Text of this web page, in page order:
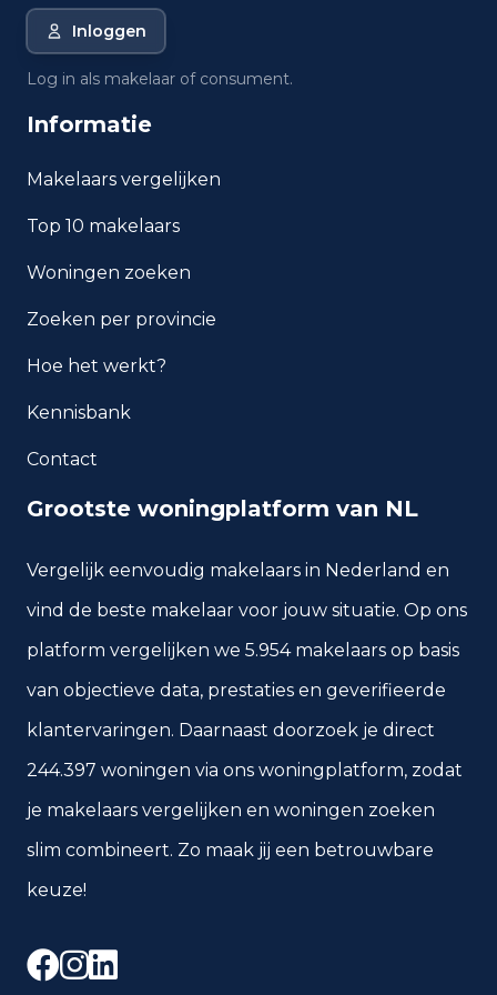
Wat is de gemiddelde WOZ-
Wat is het gemiddelde
Rotterdam?
Hoe veilig is wonen in
Welke woningtypen komen
het meest voor in Rotterdam?
Inloggen
Log in als makelaar of consument.
Informatie
Makelaars vergelijken
Top 10 makelaars
Woningen zoeken
Zoeken per provincie
Hoe het werkt?
Kennisbank
Contact
Grootste woningplatform van NL
Vergelijk eenvoudig makelaars in Nederland en
vind de beste makelaar voor jouw situatie. Op ons
platform vergelijken we 5.954 makelaars op basis
van objectieve data, prestaties en geverifieerde
klantervaringen. Daarnaast doorzoek je direct
244.397 woningen via ons woningplatform, zodat
je makelaars vergelijken en woningen zoeken
slim combineert. Zo maak jij een betrouwbare
keuze!
Facebook
Instagram
LinkedIn